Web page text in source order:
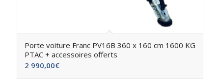
Porte voiture Franc PV16B 360 x 160 cm 1600 KG
PTAC + accessoires offerts
2 990,00€